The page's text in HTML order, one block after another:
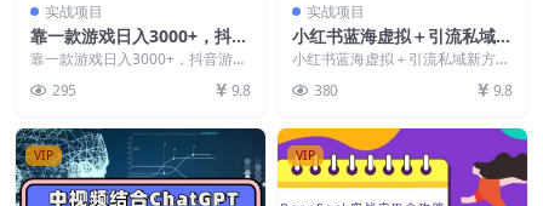
实战项目
靠一款游戏日入3000+，抖音
游戏野路子玩法，小白也能轻
松上手【揭秘】
靠一款游戏日入3000+，抖音游戏
【揭秘】 大家好，...
295 9.8
实战项目
小红书蓝海虚拟＋引流私域新
方法，100%不限流，日入轻
松1000＋，小白无脑操作
【揭秘】
小红书蓝海虚拟＋引流私域新方
＋，小白无脑操作...
380 9.8
VIP VIP